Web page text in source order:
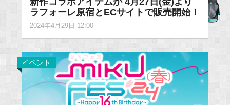
ラフォーレ原宿とECサイトで販売開始！
2024年4月29日 12:00
イベント